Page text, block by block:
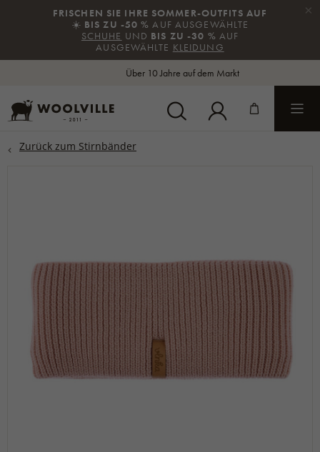
FRISCHEN SIE IHRE SOMMER-OUTFITS AUF
☀️ BIS ZU -50 % AUF AUSGEWÄHLTE
SCHUHE UND BIS ZU -30 % AUF
AUSGEWÄHLTE KLEIDUNG
×
Über 10 Jahre auf dem Markt
ZURÜCK
Alles in der Kategorie Mützen aus Wolle
HAUBEN
KLASSISCHE MÜTZEN